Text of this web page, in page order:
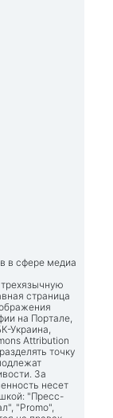
в сфере медиа
страница
на Портале,
Украина,
Attribution
точку
За
несет
"Пресс-
"Promo",